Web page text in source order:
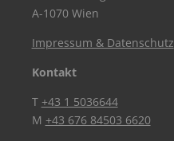
A-1070 Wien
Impressum & Datenschutz
Kontakt
T +43 1 5036644
M +43 676 84503 6620